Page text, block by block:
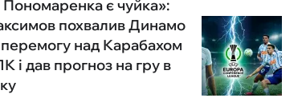
Пономаренка є чуйка»:
похвалив Динамо
перемогу над Карабахом
і дав прогноз на гру в